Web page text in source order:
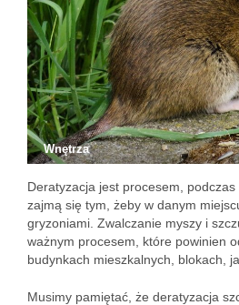
Wnętrza
Deratyzacja jest procesem,
zajmą się tym, żeby w danym
gryzoniami. Zwalczanie myszy i
ważnym procesem, które powinien
budynkach mieszkalnych, blokach,
Musimy pamiętać, że deratyzacja